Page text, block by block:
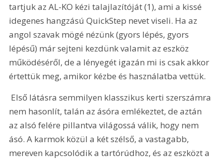
tartjuk az AL-KO kézi talajlazítóját (1), ami a kissé
idegenes hangzású QuickStep nevet viseli. Ha az
angol szavak mögé nézünk (gyors lépés, gyors
lépésű) már sejteni kezdünk valamit az eszköz
működéséről, de a lényegét igazán mi is csak akkor
értettük meg, amikor kézbe és használatba vettük.
nem hasonlít, talán az ásóra emlékeztet, de aztán
az alsó felére pillantva világossá válik, hogy nem
ásó. A karmok közül a két szélső, a vastagabb,
mereven kapcsolódik a tartórúdhoz, és az eszközt a